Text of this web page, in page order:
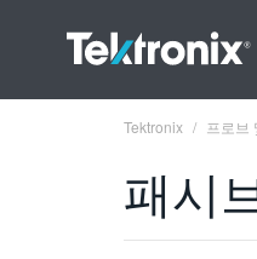
Tektronix 프로브
패시